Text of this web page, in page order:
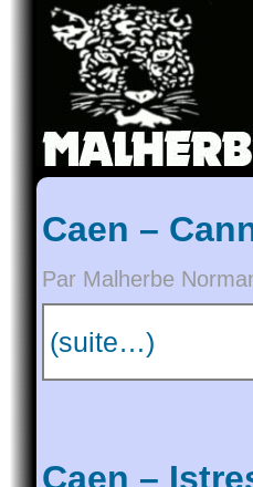
Caen –
Par Malherbe
(suite…)
Caen –